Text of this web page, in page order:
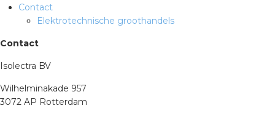
Contact
Elektrotechnische groothandels
Contact
Isolectra BV
Wilhelminakade 957
3072 AP Rotterdam